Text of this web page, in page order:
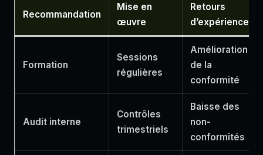
Recommandation
Mise en
œuvre
Retours
d’expérience
Formation
Sessions
régulières
Amélioration
de la
conformité
Audit interne
Contrôles
trimestriels
Baisse des
non-
conformités